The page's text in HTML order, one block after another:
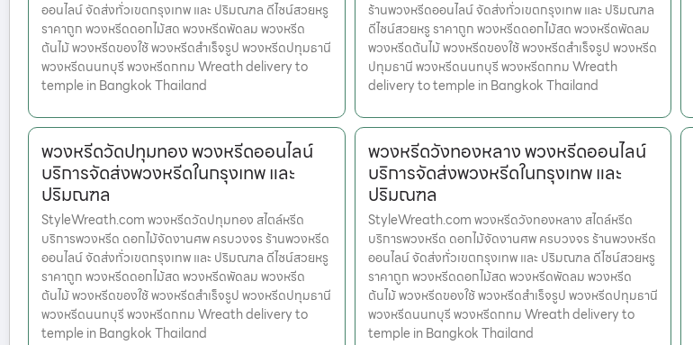
ออนไลน์ จัดส่งทั่วเขตกรุงเทพ และ ปริมณฑล ดีไซน์สวยหรู
ราคาถูก พวงหรีดดอกไม้สด พวงหรีดพัดลม พวงหรีด
ต้นไม้ พวงหรีดของใช้ พวงหรีดสำเร็จรูป พวงหรีดปทุมธานี
พวงหรีดนนทบุรี พวงหรีดกทม Wreath delivery to
temple in Bangkok Thailand
ร้านพวงหรีดออนไลน์ จัดส่งทั่วเขตกรุงเทพ และ ปริมณฑล
ดีไซน์สวยหรู ราคาถูก พวงหรีดดอกไม้สด พวงหรีดพัดลม
พวงหรีดต้นไม้ พวงหรีดของใช้ พวงหรีดสำเร็จรูป พวงหรีด
ปทุมธานี พวงหรีดนนทบุรี พวงหรีดกทม Wreath
delivery to temple in Bangkok Thailand
พวงหรีดวัดปทุมทอง พวงหรีดออนไลน์
บริการจัดส่งพวงหรีดในกรุงเทพ และ
ปริมณฑล
StyleWreath.com พวงหรีดวัดปทุมทอง สไตล์หรีด
บริการพวงหรีด ดอกไม้จัดงานศพ ครบวงจร ร้านพวงหรีด
ออนไลน์ จัดส่งทั่วเขตกรุงเทพ และ ปริมณฑล ดีไซน์สวยหรู
ราคาถูก พวงหรีดดอกไม้สด พวงหรีดพัดลม พวงหรีด
ต้นไม้ พวงหรีดของใช้ พวงหรีดสำเร็จรูป พวงหรีดปทุมธานี
พวงหรีดนนทบุรี พวงหรีดกทม Wreath delivery to
temple in Bangkok Thailand
พวงหรีดวังทองหลาง พวงหรีดออนไลน์
บริการจัดส่งพวงหรีดในกรุงเทพ และ
ปริมณฑล
StyleWreath.com พวงหรีดวังทองหลาง สไตล์หรีด
บริการพวงหรีด ดอกไม้จัดงานศพ ครบวงจร ร้านพวงหรีด
ออนไลน์ จัดส่งทั่วเขตกรุงเทพ และ ปริมณฑล ดีไซน์สวยหรู
ราคาถูก พวงหรีดดอกไม้สด พวงหรีดพัดลม พวงหรีด
ต้นไม้ พวงหรีดของใช้ พวงหรีดสำเร็จรูป พวงหรีดปทุมธานี
พวงหรีดนนทบุรี พวงหรีดกทม Wreath delivery to
temple in Bangkok Thailand